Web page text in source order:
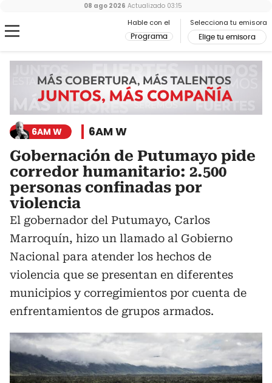
Hable con el
Programa
Selecciona tu emisora
Elige tu emisora
08 ago 2026 Actualizado 03:15
6AM W 6AM W
Gobernación de Putumayo pide
corredor humanitario: 2.500
personas confinadas por
violencia
El gobernador del Putumayo, Carlos
Marroquín, hizo un llamado al Gobierno
Nacional para atender los hechos de
violencia que se presentan en diferentes
municipios y corregimientos por cuenta de
enfrentamientos de grupos armados.